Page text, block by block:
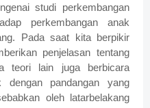
studi perkembangan
perkembangan anak
Pada saat kita berpikir
penjelasan tentang
teori lain juga berbicara
dengan pandangan yang
oleh latarbelakang